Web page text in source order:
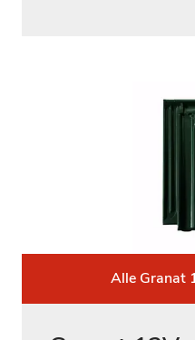
Alle Granat